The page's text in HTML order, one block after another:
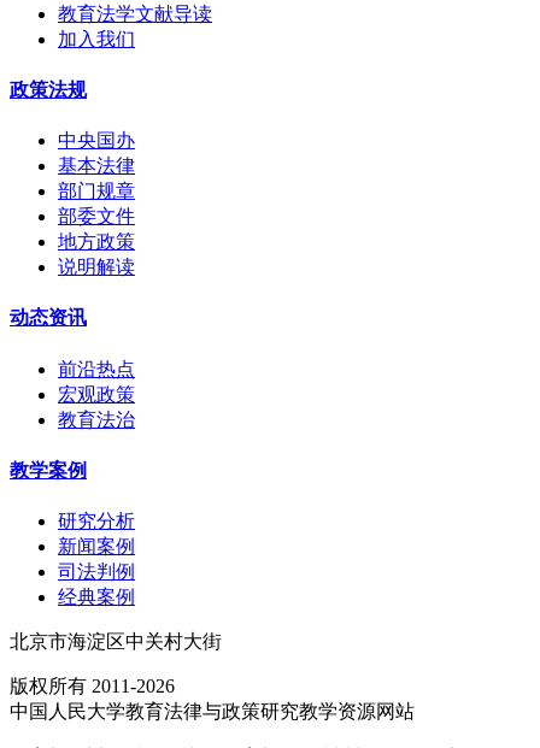
教育法学文献导读
加入我们
政策法规
中央国办
基本法律
部门规章
部委文件
地方政策
说明解读
动态资讯
前沿热点
宏观政策
教育法治
教学案例
研究分析
新闻案例
司法判例
经典案例
北京市海淀区中关村大街
版权所有 2011-2026
中国人民大学教育法律与政策研究教学资源网站